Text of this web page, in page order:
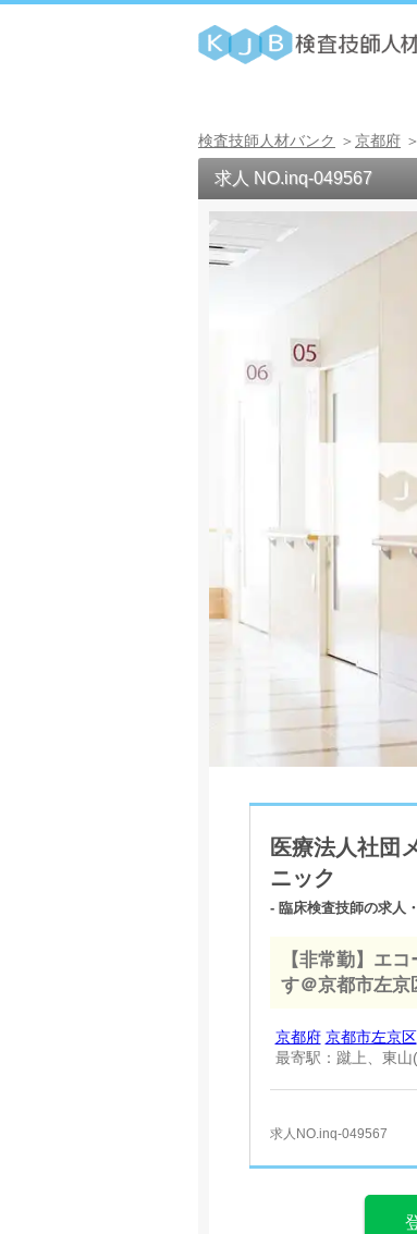
検査技師人材バンク 京都府
求人 NO.inq-049567
医療法人社団
ニック
- 臨床検査技師の求人
【非常勤】エ
す＠京都市左京
京都府 京都市左京区
最寄駅：蹴上、東
求人NO.inq-049567